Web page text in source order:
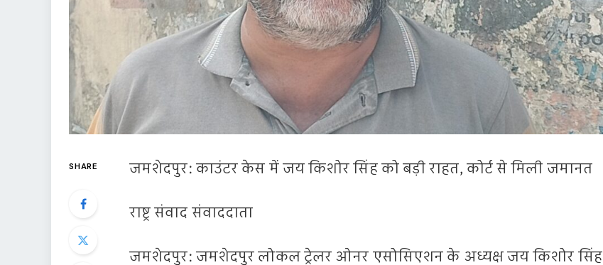
SHARE जमशेदपुर: काउंटर केस में जय किशोर सिंह को बड़ी राहत, कोर्ट से मिली जमानत
राष्ट्र संवाद संवाददाता
जमशेदपुर: जमशेदपुर लोकल ट्रेलर ओनर एसोसिएशन के अध्यक्ष जय किशोर सिंह